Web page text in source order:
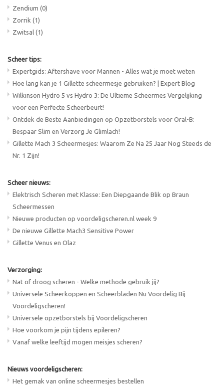
Zendium (0)
Zorrik (1)
Zwitsal (1)
Scheer tips:
Expertgids: Aftershave voor Mannen - Alles wat je moet weten
Hoe lang kan je 1 Gillette scheermesje gebruiken? | Expert Blog
Wilkinson Hydro 5 vs Hydro 3: De Ultieme Scheermes Vergelijking
voor een Perfecte Scheerbeurt!
Ontdek de Beste Aanbiedingen op Opzetborstels voor Oral-B:
Bespaar Slim en Verzorg Je Glimlach!
Gillette Mach 3 Scheermesjes: Waarom Ze Na 25 Jaar Nog Steeds de
Nr. 1 Zijn!
Scheer nieuws:
Elektrisch Scheren met Klasse: Een Diepgaande Blik op Braun
Scheermessen
Nieuwe producten op voordeligscheren.nl week 9
De nieuwe Gillette Mach3 Sensitive Power
Gillette Venus en Olaz
Verzorging:
Nat of droog scheren - Welke methode gebruik jij?
Universele Scheerkoppen en Scheerbladen Nu Voordelig Bij
Voordeligscheren!
Universele opzetborstels bij Voordeligscheren
Hoe voorkom je pijn tijdens epileren?
Vanaf welke leeftijd mogen meisjes scheren?
Nieuws voordeligscheren:
Het gemak van online scheermesjes bestellen